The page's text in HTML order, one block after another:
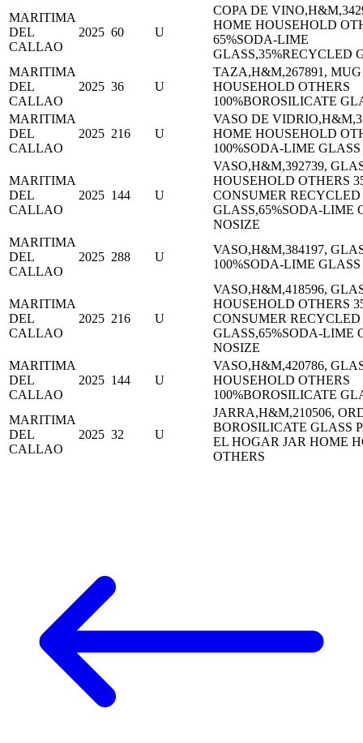
MARITIMA
DEL
CALLAO
2025 60 U
COPA DE
HOME HOUSEHOLD
65%SODA-LIME
GLASS,35%RECYCLED
MARITIMA
DEL
CALLAO
2025 36 U
TAZA,H&M,267891,
HOUSEHOLD OTHERS
100%BOROSILICATE
MARITIMA
DEL
CALLAO
2025 216 U
VASO DE
HOME HOUSEHOLD
100%SODA-LIME
MARITIMA
DEL
CALLAO
2025 144 U
VASO,H&M,392739,
HOUSEHOLD OTHERS
CONSUMER RECYCLED
GLASS,65%SODA-LIME
NOSIZE
MARITIMA
DEL
CALLAO
2025 288 U
VASO,H&M,384197,
100%SODA-LIME
MARITIMA
DEL
CALLAO
2025 216 U
VASO,H&M,418596,
HOUSEHOLD OTHERS
CONSUMER RECYCLED
GLASS,65%SODA-LIME
NOSIZE
MARITIMA
DEL
CALLAO
2025 144 U
VASO,H&M,420786,
HOUSEHOLD OTHERS
100%BOROSILICATE
MARITIMA
DEL
CALLAO
2025 32 U
JARRA,H&M,210506,
BOROSILICATE GLASS
EL HOGAR JAR HOME
OTHERS